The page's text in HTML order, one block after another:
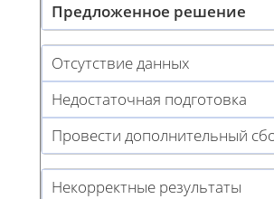
Предложенное решение
Отсутствие данных
Недостаточная подготовка
Провести дополнительный
Некорректные результаты